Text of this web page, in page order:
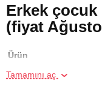
Erkek
(fiyat
Ürün
Tamamını aç